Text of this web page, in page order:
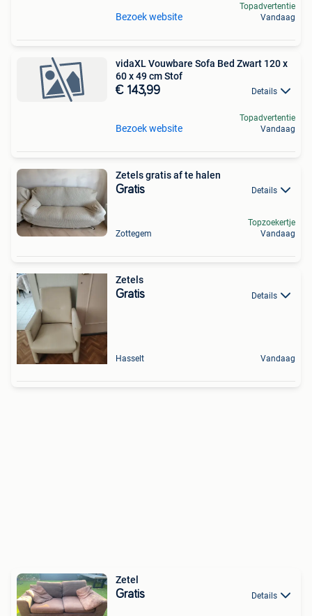
Bezoek website
Topadvertentie
Vandaag
vidaXL Vouwbare Sofa Bed Zwart 120 x
60 x 49 cm Stof
€ 143,99 Details
Bezoek website
Topadvertentie
Vandaag
Zetels gratis af te halen
Gratis Details
Zottegem
Topzoekertje
Vandaag
Zetels
Gratis Details
Hasselt Vandaag
Zetel
Gratis Details